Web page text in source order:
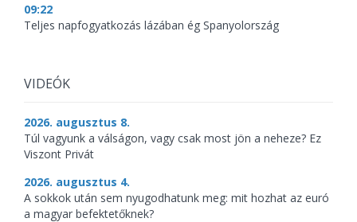
09:22
Teljes napfogyatkozás lázában ég Spanyolország
VIDEÓK
2026. augusztus 8.
Túl vagyunk a válságon, vagy csak most jön a neheze? Ez
Viszont Privát
2026. augusztus 4.
A sokkok után sem nyugodhatunk meg: mit hozhat az euró
a magyar befektetőknek?